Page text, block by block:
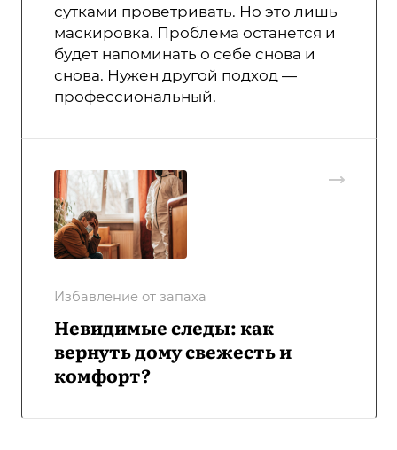
сутками проветривать. Но это лишь
маскировка. Проблема останется и
будет напоминать о себе снова и
снова. Нужен другой подход —
профессиональный.
Избавление от запаха
Невидимые следы: как
вернуть дому свежесть и
комфорт?